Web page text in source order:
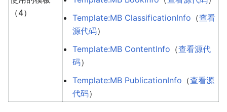
（4）
Template:MB ClassificationInfo （查看
源代码）
Template:MB ContentInfo （查看源代
码）
Template:MB PublicationInfo （查看源
代码）